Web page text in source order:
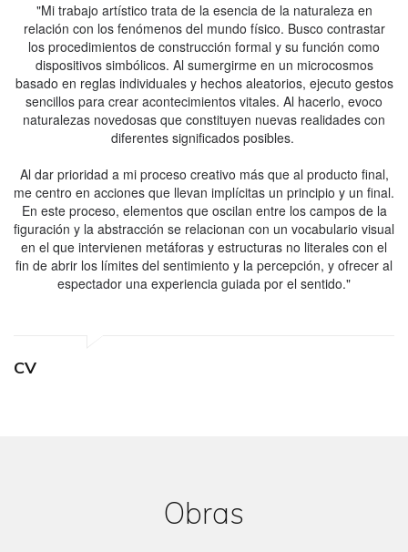
"Mi trabajo artístico trata de la esencia de la naturaleza en
relación con los fenómenos del mundo físico. Busco contrastar
los procedimientos de construcción formal y su función como
dispositivos simbólicos. Al sumergirme en un microcosmos
basado en reglas individuales y hechos aleatorios, ejecuto gestos
sencillos para crear acontecimientos vitales. Al hacerlo, evoco
naturalezas novedosas que constituyen nuevas realidades con
diferentes significados posibles.
Al dar prioridad a mi proceso creativo más que al producto final,
me centro en acciones que llevan implícitas un principio y un final.
En este proceso, elementos que oscilan entre los campos de la
figuración y la abstracción se relacionan con un vocabulario visual
en el que intervienen metáforas y estructuras no literales con el
fin de abrir los límites del sentimiento y la percepción, y ofrecer al
espectador una experiencia guiada por el sentido."
CV
Obras